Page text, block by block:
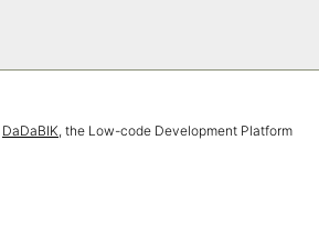
DaDaBIK, the Low-code Development Platform